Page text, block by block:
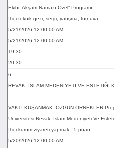
Ekibi- Akşam Namazı Özel” Programı
İl içi teknik gezi, sergi, yarışma, turnuva,
5/21/2026 12:00:00 AM
5/21/2026 12:00:00 AM
19:30
20:30
6
REVAK: İSLAM MEDENİYETİ VE ESTETİĞİ
VAKTİ KUŞANMAK- ÖZGÜN ÖRNEKLER
Üniversitesi Revak: İslam Medeniyeti Ve
İl içi kurum ziyareti yapmak - 5 puan
5/20/2026 12:00:00 AM